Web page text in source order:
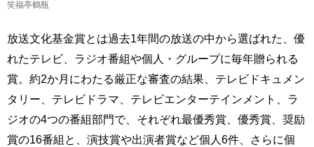
笑福亭鶴瓶
放送文化基金賞とは過去1年間の放送の中から選ばれた、優
れたテレビ、ラジオ番組や個人・グループに毎年贈られる
賞。約2か月にわたる厳正な審査の結果、テレビドキュメン
タリー、テレビドラマ、テレビエンターテインメント、ラ
ジオの4つの番組部門で、それぞれ最優秀賞、優秀賞、奨励
賞の16番組と、演技賞や出演者賞など個人6件、さらに個